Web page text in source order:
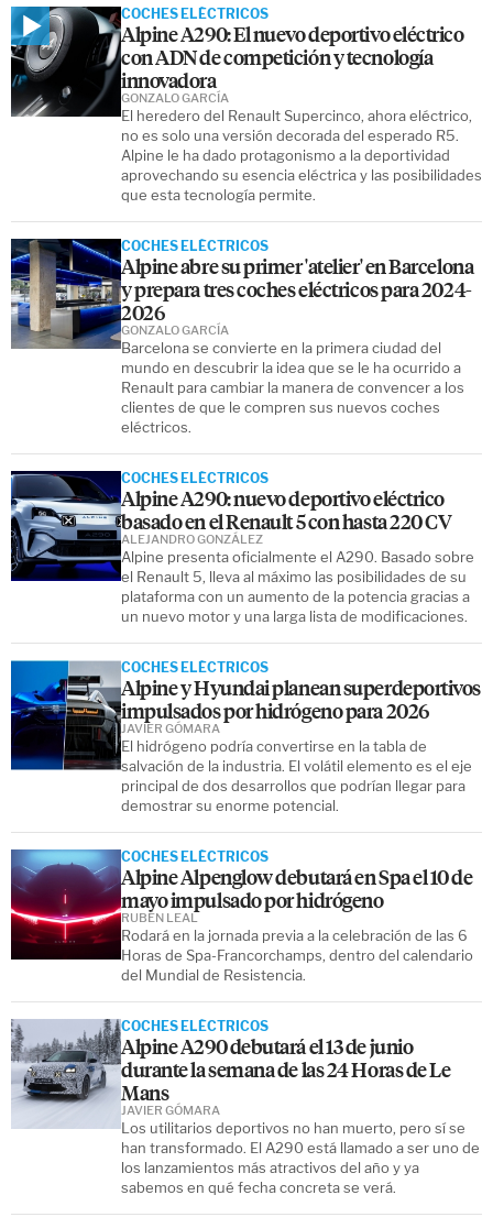
COCHES ELÉCTRICOS
Alpine A290: El nuevo deportivo eléctrico
con ADN de competición y tecnología
innovadora
El heredero del Renault Supercinco, ahora eléctrico,
no es solo una versión decorada del esperado R5.
Alpine le ha dado protagonismo a la deportividad
aprovechando su esencia eléctrica y las posibilidades
que esta tecnología permite.
GONZALO GARCÍA
COCHES ELÉCTRICOS
Alpine abre su primer 'atelier' en Barcelona
y prepara tres coches eléctricos para 2024-
2026
Barcelona se convierte en la primera ciudad del
mundo en descubrir la idea que se le ha ocurrido a
Renault para cambiar la manera de convencer a los
clientes de que le compren sus nuevos coches
eléctricos.
GONZALO GARCÍA
COCHES ELÉCTRICOS
Alpine A290: nuevo deportivo eléctrico
basado en el Renault 5 con hasta 220 CV
Alpine presenta oficialmente el A290. Basado sobre
el Renault 5, lleva al máximo las posibilidades de su
plataforma con un aumento de la potencia gracias a
un nuevo motor y una larga lista de modificaciones.
ALEJANDRO GONZÁLEZ
COCHES ELÉCTRICOS
Alpine y Hyundai planean superdeportivos
impulsados por hidrógeno para 2026
El hidrógeno podría convertirse en la tabla de
salvación de la industria. El volátil elemento es el eje
principal de dos desarrollos que podrían llegar para
demostrar su enorme potencial.
JAVIER GÓMARA
COCHES ELÉCTRICOS
Alpine Alpenglow debutará en Spa el 10 de
mayo impulsado por hidrógeno
Rodará en la jornada previa a la celebración de las 6
Horas de Spa-Francorchamps, dentro del calendario
del Mundial de Resistencia.
RUBÉN LEAL
COCHES ELÉCTRICOS
Alpine A290 debutará el 13 de junio
durante la semana de las 24 Horas de Le
Mans
Los utilitarios deportivos no han muerto, pero sí se
han transformado. El A290 está llamado a ser uno de
los lanzamientos más atractivos del año y ya
sabemos en qué fecha concreta se verá.
JAVIER GÓMARA